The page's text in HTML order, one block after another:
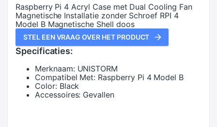
Raspberry Pi 4 Acryl Case met Dual Cooling Fan
Magnetische Installatie zonder Schroef RPI 4
Model B Magnetische Shell doos
STEL EEN VRAAG OVER HET PRODUCT
Specificaties:
Merknaam: UNISTORM
Compatibel Met: Raspberry Pi 4 Model B
Color: Black
Accessoires: Gevallen